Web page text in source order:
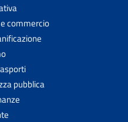
commercio
pubblica